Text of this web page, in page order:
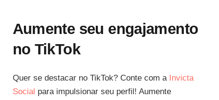
Aumente seu engajamento
no TikTok
Quer se destacar no TikTok? Conte com a Invicta
Social para impulsionar seu perfil! Aumente